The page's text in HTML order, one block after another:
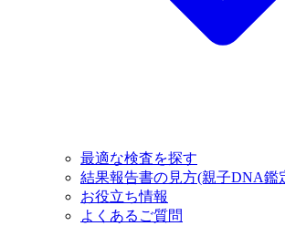
最適な検査を探す
結果報告書の見方(親子DNA鑑
お役立ち情報
よくあるご質問